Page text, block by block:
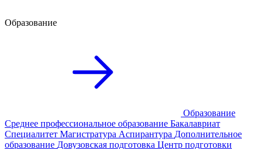
Образование
Образование
Среднее профессиональное образование Бакалавриат
Специалитет Магистратура Аспирантура Дополнительное
образование Довузовская подготовка Центр подготовки